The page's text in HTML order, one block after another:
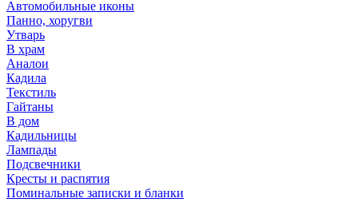
Автомобильные иконы
Панно, хоругви
Утварь
В храм
Аналои
Кадила
Текстиль
Гайтаны
В дом
Кадильницы
Лампады
Подсвечники
Кресты и распятия
Поминальные записки и бланки